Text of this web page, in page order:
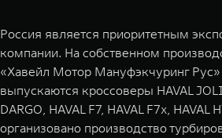
Россия является приоритетным
компании. На собственном
«Хавейл Мотор Мануфэкчуринг Рус»
выпускаются кроссоверы HAVAL
DARGO, HAVAL F7, HAVAL F7x, HAVAL
организовано производство